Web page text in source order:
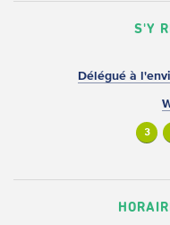
S'Y
Délégué à
3